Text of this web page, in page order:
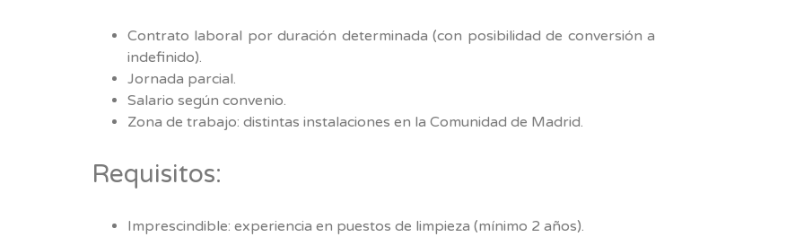
Contrato laboral por duración determinada (con posibilidad de conversión a
indefinido).
Jornada parcial.
Salario según convenio.
Zona de trabajo: distintas instalaciones en la Comunidad de Madrid.
Requisitos:
Imprescindible: experiencia en puestos de limpieza (mínimo 2 años).